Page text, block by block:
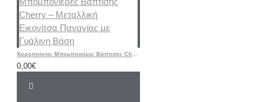
Χειροποίητες Μπομπονιέρες Βάπτισης Cherry – Μεταλλική Εικονίτσα Παναγίας με Γυάλινη Βάση
0,00€